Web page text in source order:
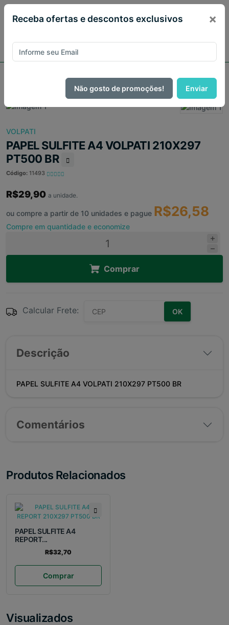
Escritório
PAPEL SULFITE A4 VOLPATI 210X297 PT500 BR
VOLPATI
PAPEL SULFITE A4 VOLPATI 210X297
PT500 BR
Código: 11493
R$29,90 a unidade.
ou compre a partir de 10 unidades e pague R$26,58
Compre em quantidade e economize
Comprar
Calcular Frete: OK
Descrição
PAPEL SULFITE A4 VOLPATI 210X297 PT500 BR
Comentários
Produtos Relacionados
PAPEL SULFITE A4
REPORT...
R$32,70
Comprar
Visualizados
Receba ofertas e descontos exclusivos ×
Não gosto de promoções! Enviar